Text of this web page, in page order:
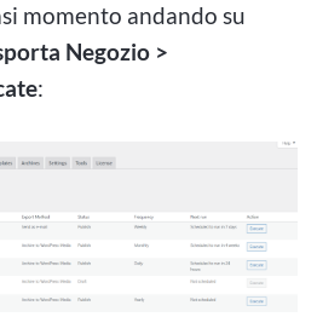
momento andando su
Negozio >
: